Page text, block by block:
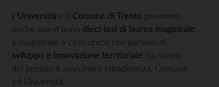
L’Università e il Comune di Trento premiano
anche quest’anno dieci tesi di laurea magistrale
e magistrale a ciclo unico che parlano di
sviluppo e innovazione territoriale. Lo scopo
del premio è avvicinare cittadinanza, Comune
ed Università.